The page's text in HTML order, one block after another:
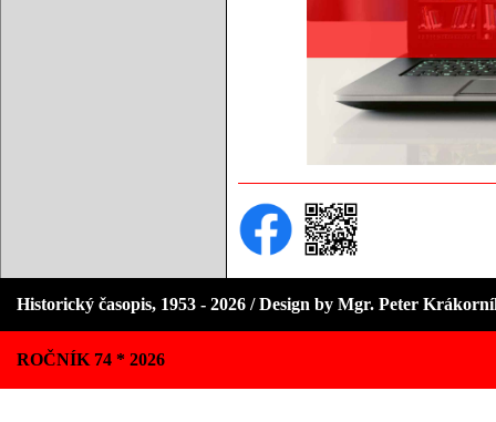
Historický časopis, 1953 - 2026 / Design by Mgr. Peter
ROČNÍK 74 * 2026